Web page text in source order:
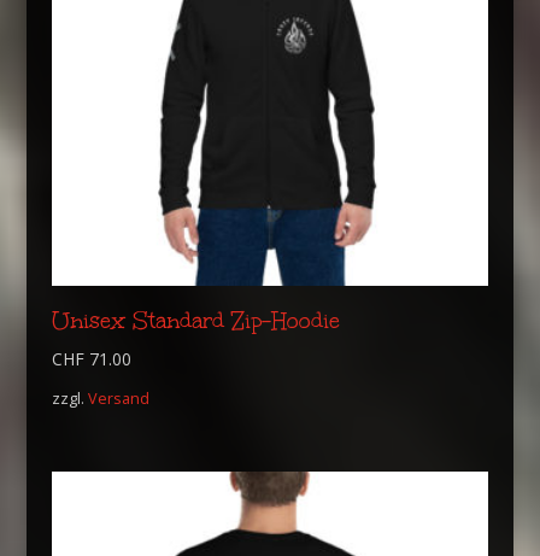
Unisex Standard Zip-Hoodie
CHF71.00
zzgl. Versand